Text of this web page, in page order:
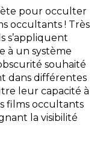
pour occulter
occultants ! Très
s’appliquent
à un système
souhaité
dans différentes
leur capacité à
films occultants
la visibilité